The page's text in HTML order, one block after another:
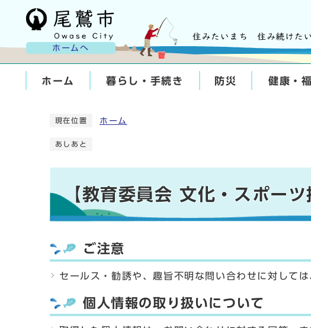
ホームへ
ホーム 暮らし・手続き 防災 健康・
現在位置 ホーム
あしあと
【教育委員会 文化・スポー
ご注意
セールス・勧誘や、趣旨不明な問い合わせに対しては
個人情報の取り扱いについて